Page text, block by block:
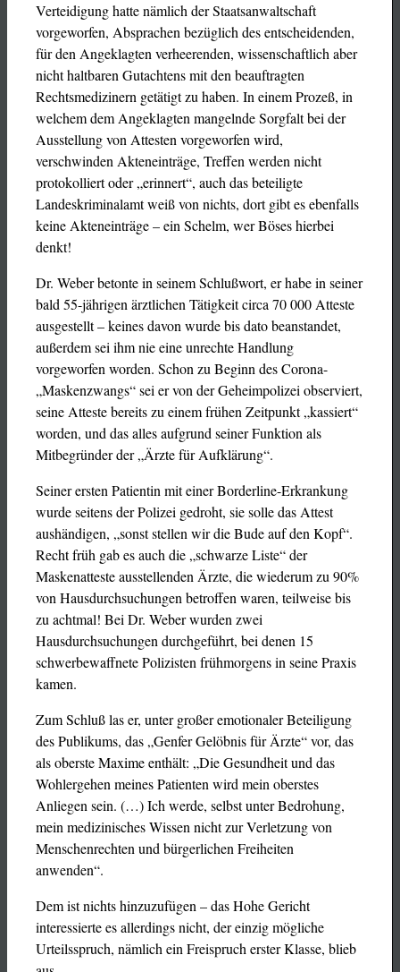
Verteidigung hatte nämlich der Staatsanwaltschaft
vorgeworfen, Absprachen bezüglich des entscheidenden,
für den Angeklagten verheerenden, wissenschaftlich aber
nicht haltbaren Gutachtens mit den beauftragten
Rechtsmedizinern getätigt zu haben. In einem Prozeß, in
welchem dem Angeklagten mangelnde Sorgfalt bei der
Ausstellung von Attesten vorgeworfen wird,
verschwinden Akteneinträge, Treffen werden nicht
protokolliert oder „erinnert“, auch das beteiligte
Landeskriminalamt weiß von nichts, dort gibt es ebenfalls
keine Akteneinträge – ein Schelm, wer Böses hierbei
denkt!
Dr. Weber betonte in seinem Schlußwort, er habe in seiner
bald 55-jährigen ärztlichen Tätigkeit circa 70 000 Atteste
ausgestellt – keines davon wurde bis dato beanstandet,
außerdem sei ihm nie eine unrechte Handlung
vorgeworfen worden. Schon zu Beginn des Corona-
„Maskenzwangs“ sei er von der Geheimpolizei observiert,
seine Atteste bereits zu einem frühen Zeitpunkt „kassiert“
worden, und das alles aufgrund seiner Funktion als
Mitbegründer der „Ärzte für Aufklärung“.
Seiner ersten Patientin mit einer Borderline-Erkrankung
wurde seitens der Polizei gedroht, sie solle das Attest
aushändigen, „sonst stellen wir die Bude auf den Kopf“.
Recht früh gab es auch die „schwarze Liste“ der
Maskenatteste ausstellenden Ärzte, die wiederum zu 90%
von Hausdurchsuchungen betroffen waren, teilweise bis
zu achtmal! Bei Dr. Weber wurden zwei
Hausdurchsuchungen durchgeführt, bei denen 15
schwerbewaffnete Polizisten frühmorgens in seine Praxis
kamen.
Zum Schluß las er, unter großer emotionaler Beteiligung
des Publikums, das „Genfer Gelöbnis für Ärzte“ vor, das
als oberste Maxime enthält: „Die Gesundheit und das
Wohlergehen meines Patienten wird mein oberstes
Anliegen sein. (…) Ich werde, selbst unter Bedrohung,
mein medizinisches Wissen nicht zur Verletzung von
Menschenrechten und bürgerlichen Freiheiten
anwenden“.
Dem ist nichts hinzuzufügen – das Hohe Gericht
interessierte es allerdings nicht, der einzig mögliche
Urteilsspruch, nämlich ein Freispruch erster Klasse, blieb